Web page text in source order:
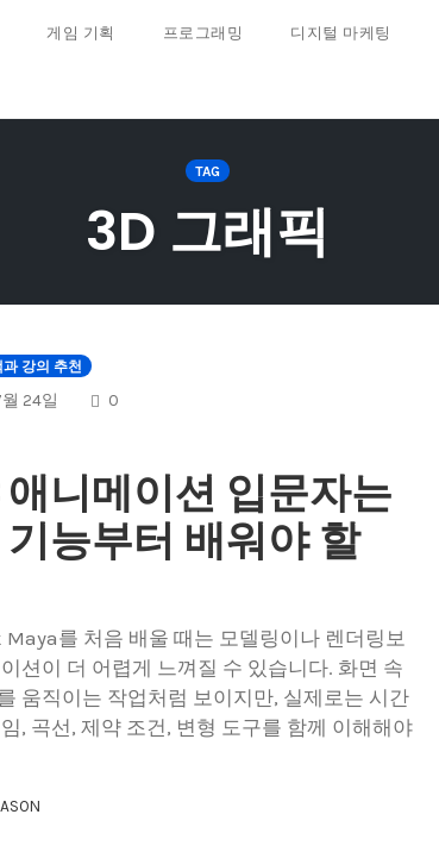
게임 기획 프로그래밍 디지털 마케팅
TAG
3D 그래픽
강의 추천
24일 0COMMENTS
니메이션 입문자는
능부터 배워야 할
를 처음 배울 때는 모델링이나 렌더링보
션이 더 어렵게 느껴질 수 있습니다. 화면 속
움직이는 작업처럼 보이지만, 실제로는 시간
, 곡선, 제약 조건, 변형 도구를 함께 이해해야